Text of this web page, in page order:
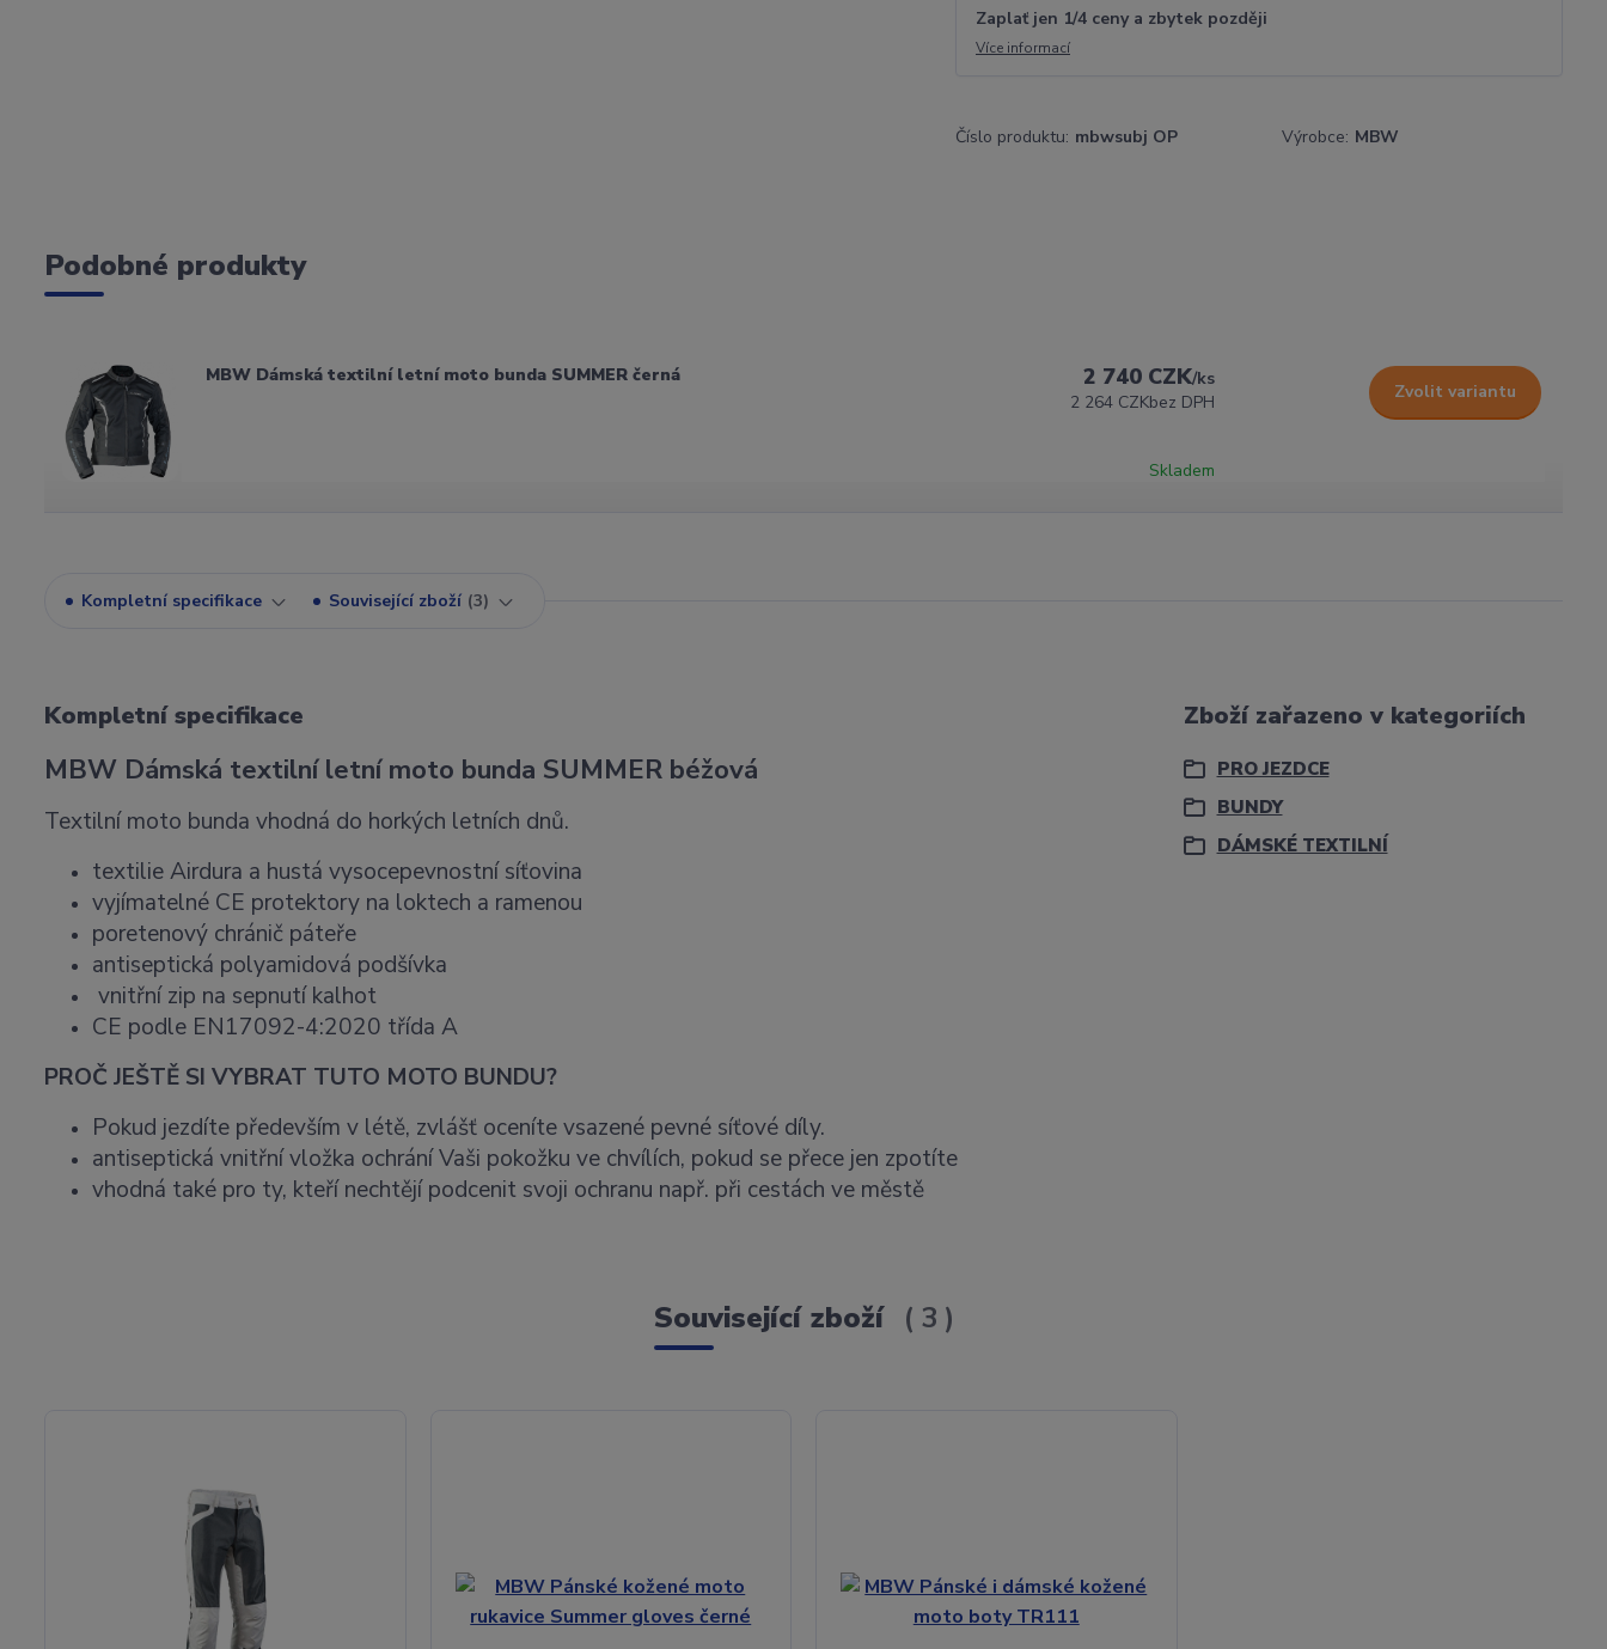
Zaplať jen 1/4 ceny a zbytek později
Více informací
Číslo produktu: mbwsubj OP Výrobce: MBW
Podobné produkty
MBW Dámská textilní letní moto bunda SUMMER černá 2 740 CZK/ks
2 264 CZKbez DPH
Skladem
Zvolit variantu
Kompletní specifikace Související zboží 3
Kompletní specifikace
MBW Dámská textilní letní moto bunda SUMMER béžová
Textilní moto bunda vhodná do horkých letních dnů.
textilie Airdura a hustá vysocepevnostní síťovina
vyjímatelné CE protektory na loktech a ramenou
poretenový chránič páteře
antiseptická polyamidová podšívka
vnitřní zip na sepnutí kalhot
CE podle EN17092-4:2020 třída A
PROČ JEŠTĚ SI VYBRAT TUTO MOTO BUNDU?
Pokud jezdíte především v létě, zvlášť oceníte vsazené pevné síťové díly.
antiseptická vnitřní vložka ochrání Vaši pokožku ve chvílích, pokud se přece jen zpotíte
vhodná také pro ty, kteří nechtějí podcenit svoji ochranu např. při cestách ve městě
Zboží zařazeno v kategoriích
PRO JEZDCE
BUNDY
DÁMSKÉ TEXTILNÍ
Související zboží 3